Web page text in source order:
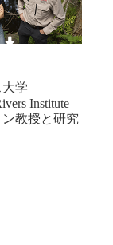
学
Institute
教授と研究